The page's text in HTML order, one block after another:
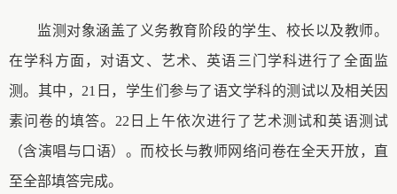
监测对象涵盖了义务教育阶段的学生、校长以及教师。
在学科方面，对语文、艺术、英语三门学科进行了全面监
测。其中， 21日，学生们参与了语文学科的测试以及相关因
素问卷的填答。22日上午依次进行了艺术测试和英语测试
（含演唱与口语）。而校长与教师网络问卷在全天开放，直
至全部填答完成。